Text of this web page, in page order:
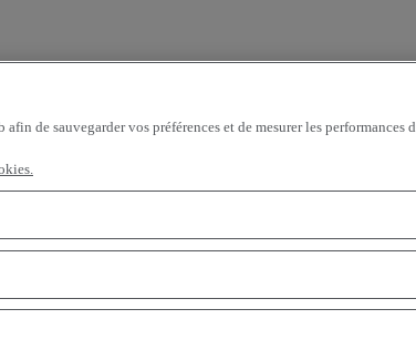
de sauvegarder vos préférences et de mesurer les